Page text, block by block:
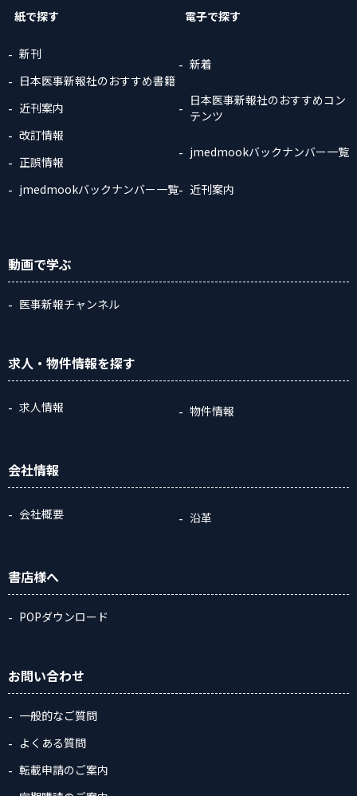
紙で探す
新刊
日本医事新報社のおすすめ書籍
近刊案内
改訂情報
正誤情報
jmedmookバックナンバー一覧
電子で探す
新着
日本医事新報社のおすすめコン
テンツ
jmedmookバックナンバー一覧
近刊案内
動画で学ぶ
医事新報チャンネル
求人・物件情報を探す
求人情報 物件情報
会社情報
会社概要 沿革
書店様へ
POPダウンロード
お問い合わせ
一般的なご質問
よくある質問
転載申請のご案内